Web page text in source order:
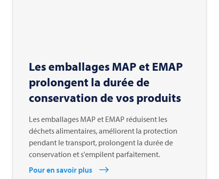
Les emballages MAP et EMAP
prolongent la durée de
conservation de vos produits
Les emballages MAP et EMAP réduisent les
déchets alimentaires, améliorent la protection
pendant le transport, prolongent la durée de
conservation et s'empilent parfaitement.
Pour en savoir plus